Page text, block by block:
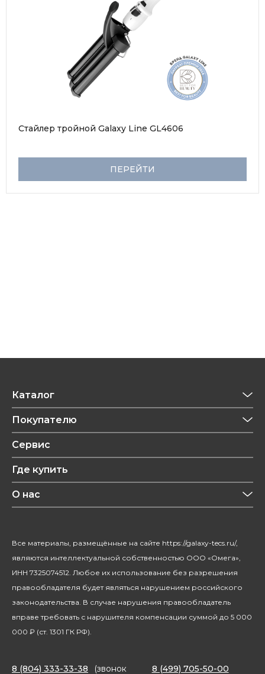
Стайлер тройной Galaxy Line GL4606
ПЕРЕЙТИ
Каталог
Приготовление напитков
Техника для кухни
Уход за волосами
Красота и здоровье
Уход за домом
Посуда
Покупателю
Обзоры
Рецепты
Сервис
Где купить
О нас
Благотворительность
Все материалы, размещённые на сайте https://galaxy-tecs.ru/,
являются интеллектуальной собственностью ООО «Омега»,
ИНН 7325074512. Любое их использование без разрешения
правообладателя будет являться нарушением российского
законодательства. В случае нарушения правообладатель
вправе требовать с нарушителя компенсации суммой до 5 000
000 ₽ (ст. 1301 ГК РФ).
8 (804) 333-33-38 (звонок 8 (499) 705-50-00